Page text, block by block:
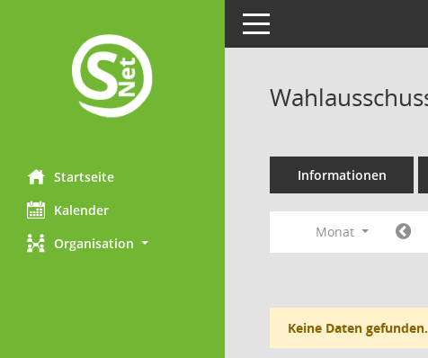
Startseite
Kalender
Organisation
Toggle navigation
Informationen
Monat
Keine Daten gefunden.